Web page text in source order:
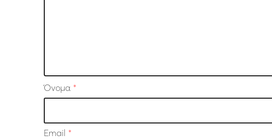
Όνομα *
Email *